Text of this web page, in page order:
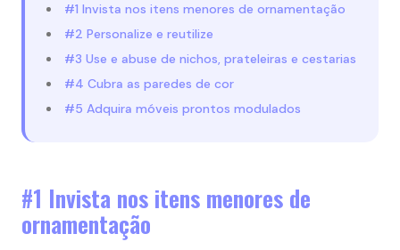
#1 Invista nos itens menores de ornamentação
#2 Personalize e reutilize
#3 Use e abuse de nichos, prateleiras e cestarias
#4 Cubra as paredes de cor
#5 Adquira móveis prontos modulados
#1 Invista nos itens menores de
ornamentação